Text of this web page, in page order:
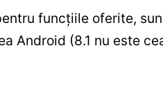
funcțiile oferite,
Android (8.1 nu este